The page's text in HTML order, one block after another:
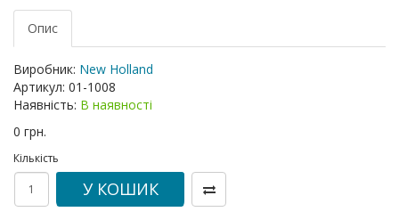
Опис
Виробник: New Holland
Артикул: 01-1008
Наявність: В наявності
0 грн.
Кількість
У КОШИК